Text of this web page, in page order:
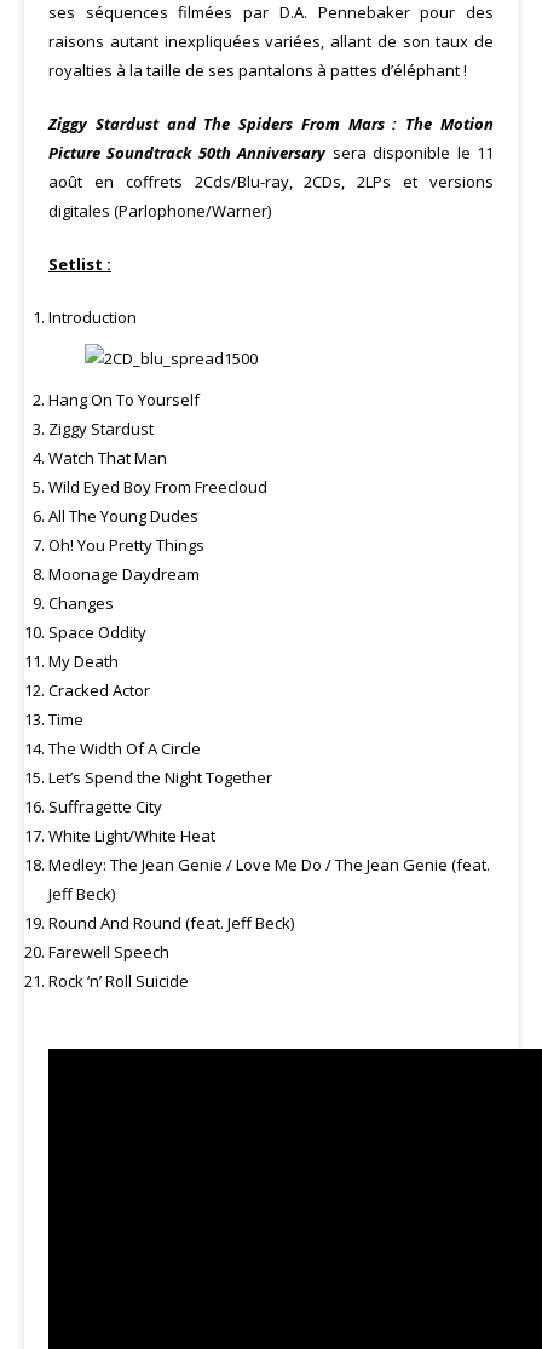
ses séquences filmées par D.A. Pennebaker pour des
raisons autant inexpliquées variées, allant de son taux de
royalties à la taille de ses pantalons à pattes d’éléphant !
Ziggy Stardust and The Spiders From Mars : The Motion
Picture Soundtrack 50th Anniversary sera disponible le 11
août en coffrets 2Cds/Blu-ray, 2CDs, 2LPs et versions
digitales (Parlophone/Warner)
Setlist :
Introduction
Hang On To Yourself
Ziggy Stardust
Watch That Man
Wild Eyed Boy From Freecloud
All The Young Dudes
Oh! You Pretty Things
Moonage Daydream
Changes
Space Oddity
My Death
Cracked Actor
Time
The Width Of A Circle
Let’s Spend the Night Together
Suffragette City
White Light/White Heat
Medley: The Jean Genie / Love Me Do / The Jean Genie (feat.
Jeff Beck)
Round And Round (feat. Jeff Beck)
Farewell Speech
Rock ‘n’ Roll Suicide